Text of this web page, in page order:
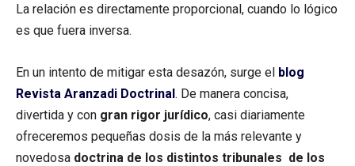
La relación es directamente proporcional, cuando lo lógico
es que fuera inversa.
En un intento de mitigar esta desazón, surge el blog
Revista Aranzadi Doctrinal. De manera concisa,
divertida y con gran rigor jurídico, casi diariamente
ofreceremos pequeñas dosis de la más relevante y
novedosa doctrina de los distintos tribunales de los